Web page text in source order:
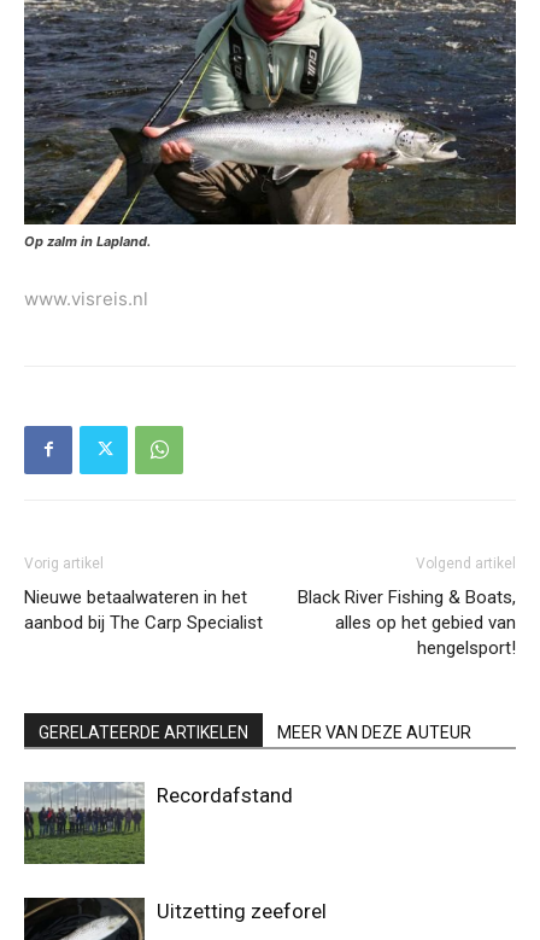
Op zalm in Lapland.
www.visreis.nl
Vorig artikel
Nieuwe betaalwateren in het
aanbod bij The Carp Specialist
Volgend artikel
Black River Fishing & Boats,
alles op het gebied van
hengelsport!
GERELATEERDE ARTIKELEN MEER VAN DEZE AUTEUR
Recordafstand
Uitzetting zeeforel